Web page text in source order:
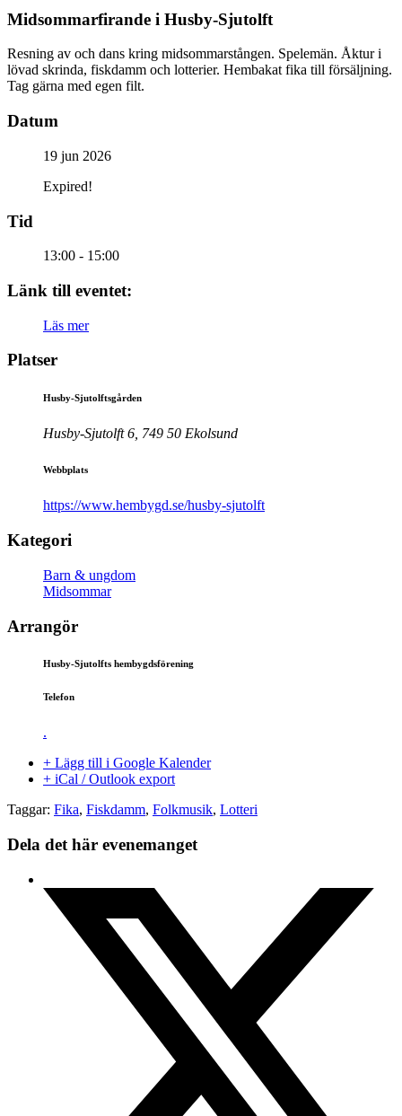
Midsommarfirande i Husby-Sjutolft
Resning av och dans kring midsommarstången. Spelemän. Åktur i
lövad skrinda, fiskdamm och lotterier. Hembakat fika till försäljning.
Tag gärna med egen filt.
Datum
19 jun 2026
Expired!
Tid
13:00 - 15:00
Länk till eventet:
Läs mer
Platser
Husby-Sjutolftsgården
Husby-Sjutolft 6, 749 50 Ekolsund
Webbplats
https://www.hembygd.se/husby-sjutolft
Kategori
Barn & ungdom
Midsommar
Arrangör
Husby-Sjutolfts hembygdsförening
Telefon
.
+ Lägg till i Google Kalender
+ iCal / Outlook export
Taggar: Fika, Fiskdamm, Folkmusik, Lotteri
Dela det här evenemanget